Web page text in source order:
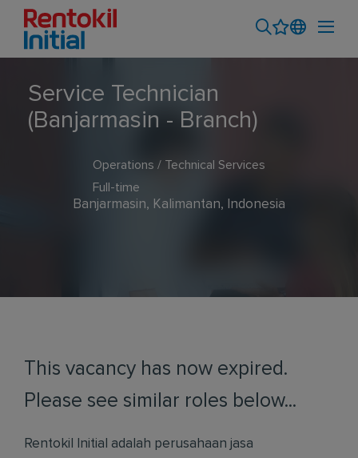
Service Technician
(Banjarmasin - Branch)
Operations / Technical Services
Full-time
Banjarmasin, Kalimantan, Indonesia
This vacancy has now expired.
Please see similar roles below...
Rentokil Initial adalah perusahaan jasa